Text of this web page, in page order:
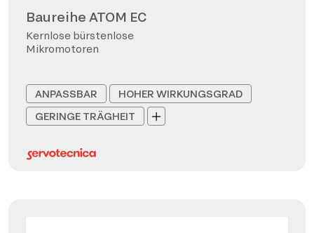
Baureihe ATOM EC
Kernlose bürstenlose
Mikromotoren
ANPASSBAR
HOHER WIRKUNGSGRAD
GERINGE TRÄGHEIT